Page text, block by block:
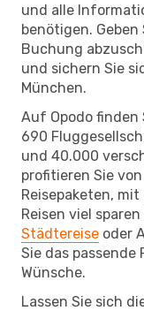
und alle
benötigen. Geben
Buchung
und sichern Sie
München.
Auf Opodo finden
690
und 40.000
profitieren Sie
Reisepaketen,
Reisen viel
Städtereise oder
Sie das
Wünsche.
Lassen Sie sich